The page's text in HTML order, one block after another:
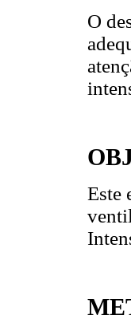
O
Este